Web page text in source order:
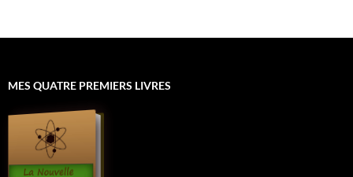
MES QUATRE PREMIERS LIVRES